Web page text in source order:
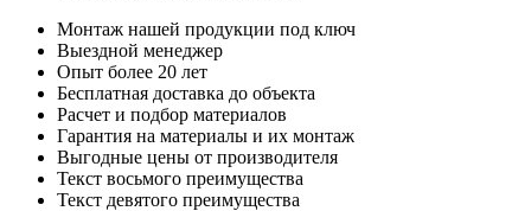
Монтаж нашей продукции под ключ
Выездной менеджер
Опыт более 20 лет
Бесплатная доставка до объекта
Расчет и подбор материалов
Гарантия на материалы и их монтаж
Выгодные цены от производителя
Текст восьмого преимущества
Текст девятого преимущества